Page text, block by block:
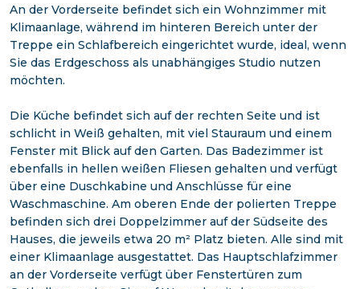
An der Vorderseite befindet sich ein Wohnzimmer mit
Klimaanlage, während im hinteren Bereich unter der
Treppe ein Schlafbereich eingerichtet wurde, ideal, wenn
Sie das Erdgeschoss als unabhängiges Studio nutzen
möchten.
Die Küche befindet sich auf der rechten Seite und ist
schlicht in Weiß gehalten, mit viel Stauraum und einem
Fenster mit Blick auf den Garten. Das Badezimmer ist
ebenfalls in hellen weißen Fliesen gehalten und verfügt
über eine Duschkabine und Anschlüsse für eine
Waschmaschine. Am oberen Ende der polierten Treppe
befinden sich drei Doppelzimmer auf der Südseite des
Hauses, die jeweils etwa 20 m² Platz bieten. Alle sind mit
einer Klimaanlage ausgestattet. Das Hauptschlafzimmer
an der Vorderseite verfügt über Fenstertüren zum